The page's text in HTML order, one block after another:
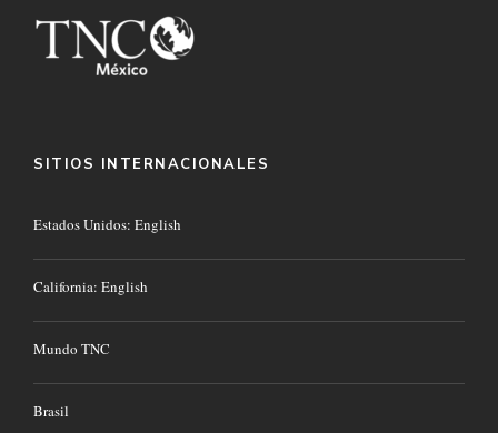
SITIOS INTERNACIONALES
Estados Unidos: English
California: English
Mundo TNC
Brasil